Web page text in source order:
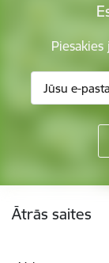
Piesakies
Ātrās saites